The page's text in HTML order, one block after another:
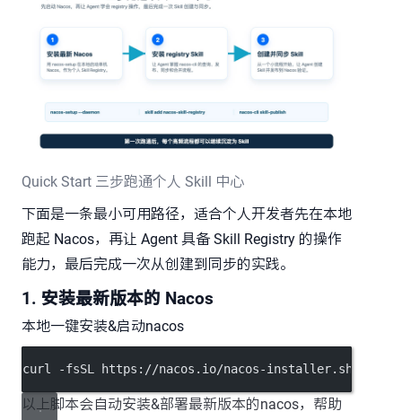
Quick Start 三步跑通个人 Skill 中心
下面是一条最小可用路径，适合个人开发者先在本地
跑起 Nacos，再让 Agent 具备 Skill Registry 的操作
能力，最后完成一次从创建到同步的实践。
1. 安装最新版本的 Nacos
本地一键安装&启动nacos
curl -fsSL https://nacos.io/nacos-installer.sh | bash
以上脚本会自动安装&部署最新版本的nacos，帮助